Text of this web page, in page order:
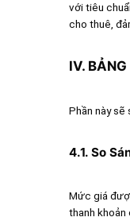
với tiêu
cho thuê,
IV.
Phần này
4.1. So
Mức giá
thanh khoản